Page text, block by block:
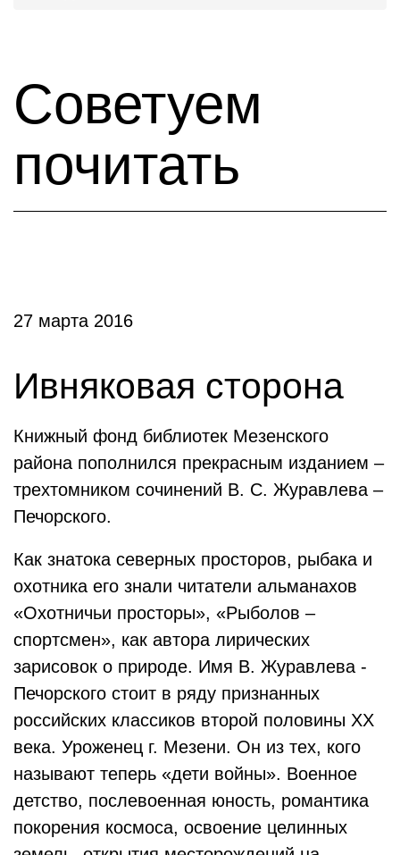
Советуем
почитать
27 марта 2016
Ивняковая сторона
Книжный фонд библиотек Мезенского
района пополнился прекрасным изданием –
трехтомником сочинений В. С. Журавлева –
Печорского.
Как знатока северных просторов, рыбака и
охотника его знали читатели альманахов
«Охотничьи просторы», «Рыболов –
спортсмен», как автора лирических
зарисовок о природе. Имя В. Журавлева -
Печорского стоит в ряду признанных
российских классиков второй половины ХХ
века. Уроженец г. Мезени. Он из тех, кого
называют теперь «дети войны». Военное
детство, послевоенная юность, романтика
покорения космоса, освоение целинных